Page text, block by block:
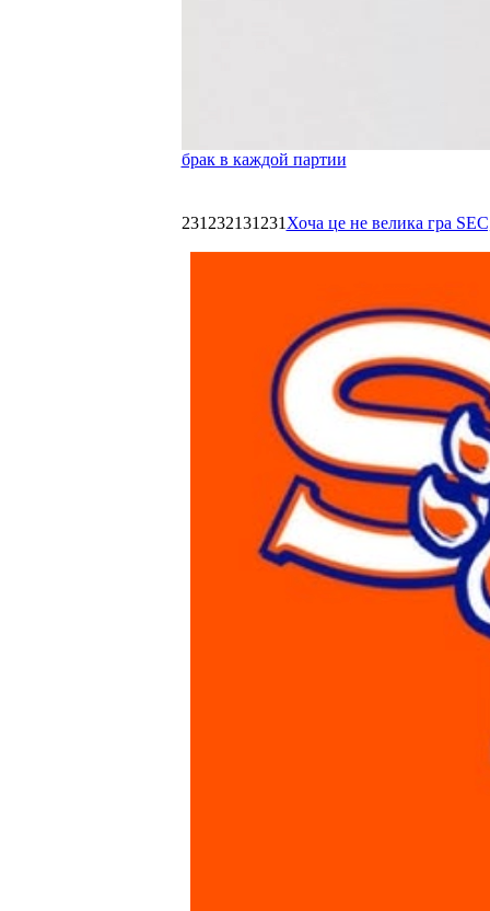
брак в каждой партии
231232131231 Хоча це не велика гра